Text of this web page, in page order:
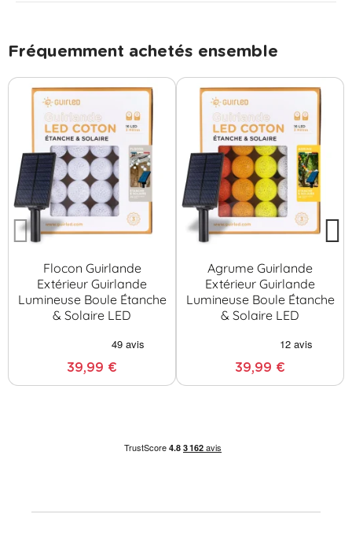
Fréquemment achetés ensemble
Flocon Guirlande
Extérieur Guirlande
Lumineuse Boule Étanche
& Solaire LED
39,99 €
Agrume Guirlande
Extérieur Guirlande
Lumineuse Boule Étanche
& Solaire LED
39,99 €